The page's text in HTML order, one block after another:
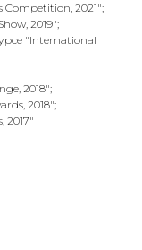
Competition, 2021";
2019";
"International
2018";
2018";
2017"